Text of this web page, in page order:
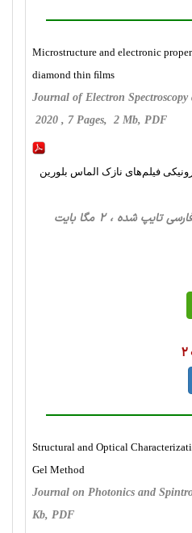
Microstructure and electronic
diamond thin ﬁlms
Journal of Electron Spectroscopy
2020 , 7 Pages, 2 Mb, PDF
فیلم‌های نازک الماس بلورین
، کلیه گرایش ها، 18 صفحه فارسی تایپ شده ، 2 مگا بایت
Structural and Optical
Gel Method
Journal on Photonics and
Kb, PDF